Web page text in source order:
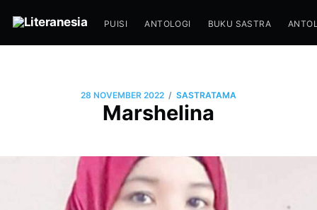
PUISI ANTOLOGI BUKU SASTRA
28 NOVEMBER 2022 / SASTRATAMA
Marshelina